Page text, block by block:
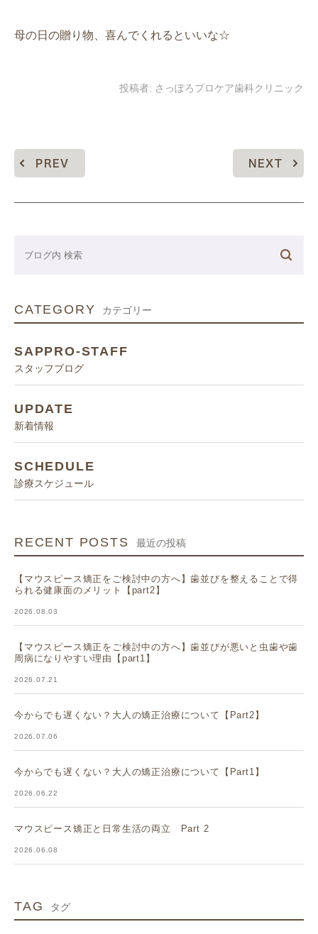
母の日の贈り物、喜んでくれるといいな☆
投稿者: さっぽろプロケア歯科クリニック
PREV NEXT
CATEGORY カテゴリー
SAPPRO-STAFF
スタッフブログ
UPDATE
新着情報
SCHEDULE
診療スケジュール
RECENT POSTS 最近の投稿
【マウスピース矯正をご検討中の方へ】歯並びを整えることで得
られる健康面のメリット【part2】
2026.08.03
【マウスピース矯正をご検討中の方へ】歯並びが悪いと虫歯や歯
周病になりやすい理由【part1】
2026.07.21
今からでも遅くない？大人の矯正治療について【Part2】
2026.07.06
今からでも遅くない？大人の矯正治療について【Part1】
2026.06.22
マウスピース矯正と日常生活の両立 Part 2
2026.06.08
TAG タグ